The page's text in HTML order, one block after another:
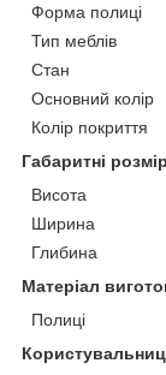
Форма полиці
Тип меблів
Стан
Основний колір
Колір покриття
Габаритні
Висота
Ширина
Глибина
Матеріал
Полиці